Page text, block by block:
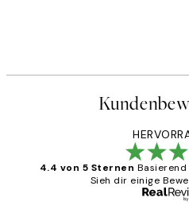
4.4 von 5 Sternen
Sieh dir einige